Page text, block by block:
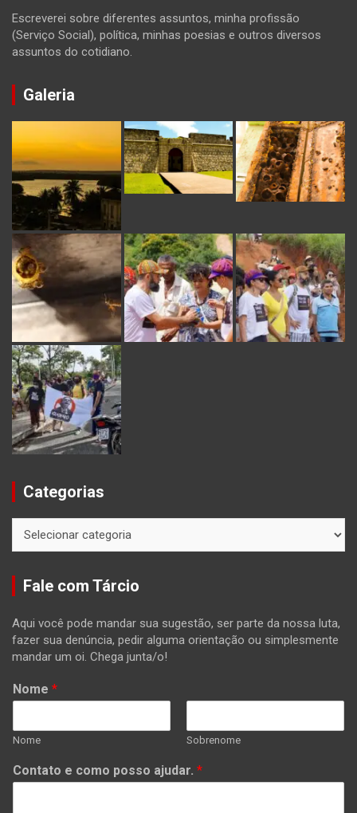
Escreverei sobre diferentes assuntos, minha profissão
(Serviço Social), política, minhas poesias e outros diversos
assuntos do cotidiano.
Galeria
Categorias
Fale com Tárcio
Aqui você pode mandar sua sugestão, ser parte da nossa luta,
fazer sua denúncia, pedir alguma orientação ou simplesmente
mandar um oi. Chega junta/o!
Nome *
Nome Sobrenome
Contato e como posso ajudar. *